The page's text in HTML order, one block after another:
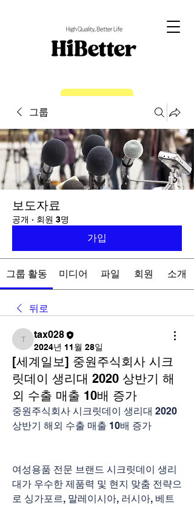
그룹
보도자료
공개 · 회원 3명
가입
그룹 활동 미디어 파일 회원 소개
뒤로
tax028
tax028
2024년 11월 28일
[세계일보] 중원주식회사 시크
릿데이 생리대 2020 상반기 해
외 수출 매출 10배 증가
중원주식회사 시크릿데이 생리대 2020
상반기 해외 수출 매출 10배 증가
여성용품 전문 브랜드 시크릿데이 생리
대가 우수한 제품력 및 현지 맞춤 전략으
로 싱가포르, 말레이시아, 러시아, 베트